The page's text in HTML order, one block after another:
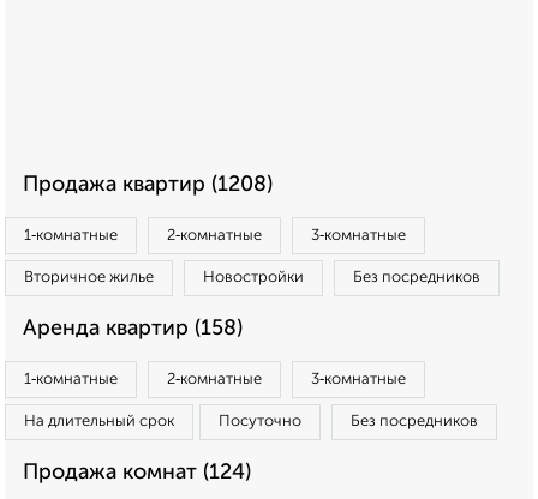
Продажа квартир (1208)
1‑комнатные 2‑комнатные 3‑комнатные
Вторичное жилье Новостройки Без посредников
Аренда квартир (158)
1‑комнатные 2‑комнатные 3‑комнатные
На длительный срок Посуточно Без посредников
Продажа комнат (124)